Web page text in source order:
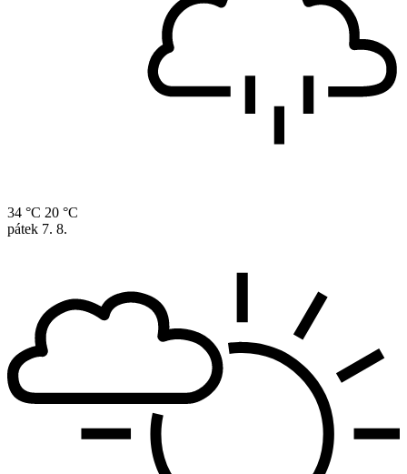
34 °C 20 °C
pátek 7. 8.